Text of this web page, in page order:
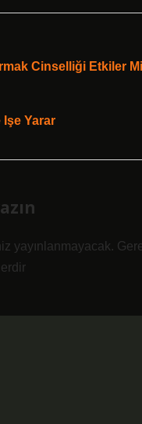
Cinselliği Etkiler Mi
Yarar
yayınlanmayacak.